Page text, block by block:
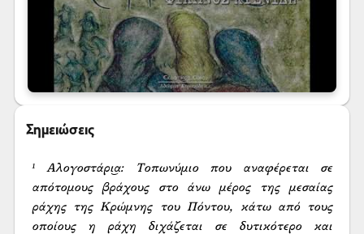
Σημειώσεις
¹ Αλογοστάρι͜α: Τοπωνύμιο που αναφέρεται σε
απότομους βράχους στο άνω μέρος της μεσαίας
ράχης της Κρώμνης του Πόντου, κάτω από τους
οποίους η ράχη διχάζεται σε δυτικότερο και